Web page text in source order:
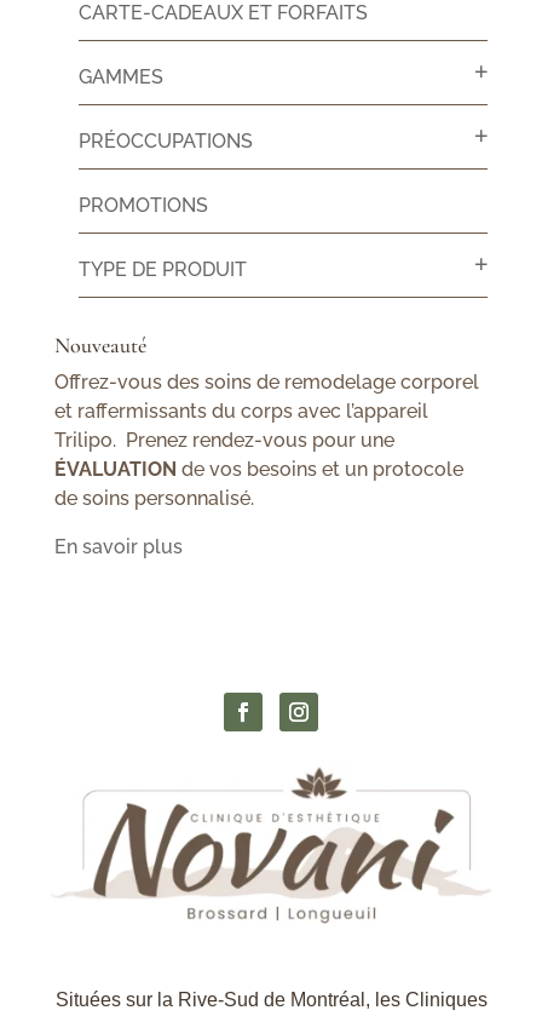
CARTE-CADEAUX ET FORFAITS
GAMMES
PRÉOCCUPATIONS
PROMOTIONS
TYPE DE PRODUIT
Nouveauté
Offrez-vous des soins de remodelage corporel
et raffermissants du corps avec l’appareil
Trilipo. Prenez rendez-vous pour une
ÉVALUATION de vos besoins et un protocole
de soins personnalisé.
En savoir plus
Situées sur la Rive-Sud de Montréal, les Cliniques